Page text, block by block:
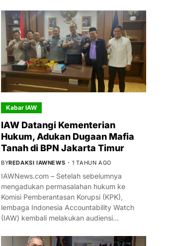
Kabar IAW
IAW Datangi Kementerian
Hukum, Adukan Dugaan Mafia
Tanah di BPN Jakarta Timur
BYREDAKSI IAWNEWS 1 TAHUN AGO
IAWNews.com – Setelah sebelumnya
mengadukan permasalahan hukum ke
Komisi Pemberantasan Korupsi (KPK),
lembaga Indonesia Accountability Watch
(IAW) kembali melakukan audiensi…